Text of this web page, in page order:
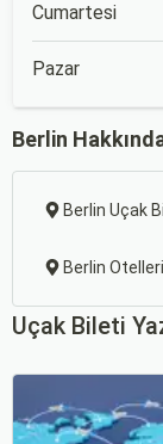
Cumartesi
Pazar
Berlin
Berlin Uçak
Berlin Otelleri
Uçak Bileti